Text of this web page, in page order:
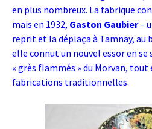
en plus nombreux. La fabrique
mais en 1932, Gaston Gaubier–
reprit et la déplaça à Tamnay, au
elle connut un nouvel essor en se
« grès flammés » du Morvan, tout
fabrications traditionnelles.